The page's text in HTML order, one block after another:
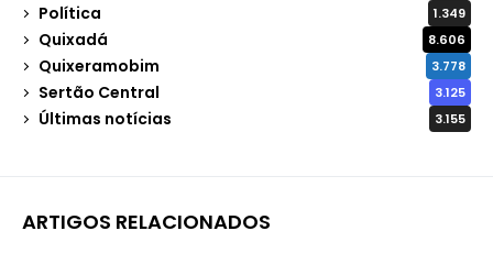
Política 1.349
Quixadá 8.606
Quixeramobim 3.778
Sertão Central 3.125
Últimas notícias 3.155
ARTIGOS RELACIONADOS